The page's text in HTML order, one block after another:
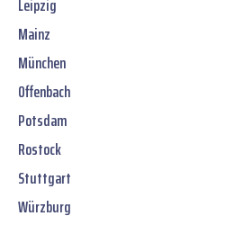
Leipzig
Mainz
München
Offenbach
Potsdam
Rostock
Stuttgart
Würzburg